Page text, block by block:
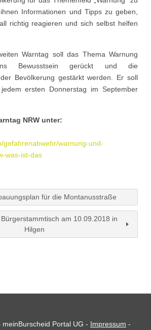
Informationen und Tipps zu geben,
richtig reagieren und sich selbst helfen
Warntag soll das Thema Warnung
Bewusstsein gerückt und die
Bevölkerung gestärkt werden. Er soll
ersten Donnerstag im September
NRW unter:
gefahrenabwehr/warnung-und-
was-ist-das
für die Montanusstraße
am 10.09.2018 in
Hilgen
Portal UG - Impressum -